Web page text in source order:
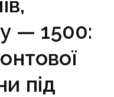
— 1500:
під